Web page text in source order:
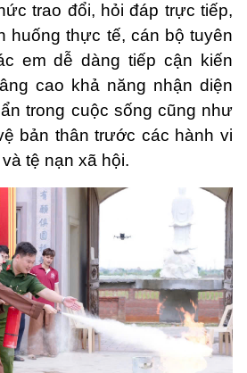
trao đổi, hỏi đáp trực tiếp,
huống thực tế, cán bộ tuyên
em dễ dàng tiếp cận kiến
cao khả năng nhận diện
trong cuộc sống cũng như
bản thân trước các hành vi
tệ nạn xã hội.